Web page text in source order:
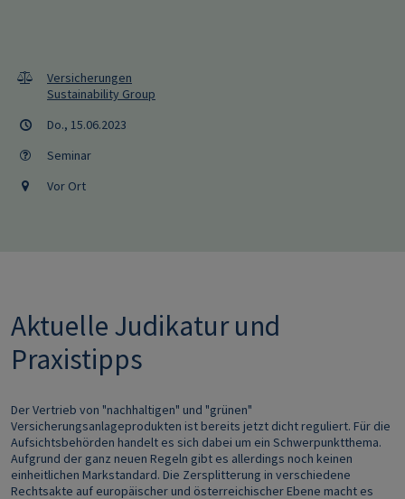
Versicherungen
Sustainability Group
Do., 15.06.2023
Seminar
Vor Ort
Aktuelle Judikatur und
Praxistipps
Der Vertrieb von "nachhaltigen" und "grünen"
Versicherungsanlageprodukten ist bereits jetzt dicht reguliert. Für die
Aufsichtsbehörden handelt es sich dabei um ein Schwerpunktthema.
Aufgrund der ganz neuen Regeln gibt es allerdings noch keinen
einheitlichen Markstandard. Die Zersplitterung in verschiedene
Rechtsakte auf europäischer und österreichischer Ebene macht es